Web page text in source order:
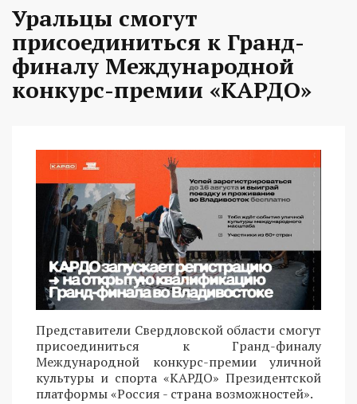
Уральцы смогут
присоединиться к Гранд-
финалу Международной
конкурс-премии «КАРДО»
Представители Свердловской области смогут
присоединиться к Гранд-финалу
Международной конкурс-премии уличной
культуры и спорта «КАРДО» Президентской
платформы «Россия - страна возможностей».